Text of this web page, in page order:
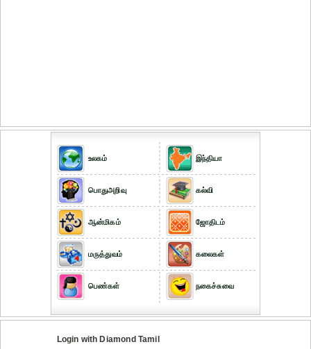
உலகம்
பொதுஅறிவு
ஆன்மிகம்
மருத்துவம்
பெண்கள்
இந்தியா
கல்வி
ஜோதிடம்
கலைகள்
நகைச்சுவை
Login with Diamond Tamil